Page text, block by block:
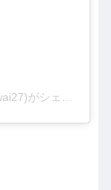
川井友香子 Yukako Kawai(@yukako_kawai27)がシェアした投稿